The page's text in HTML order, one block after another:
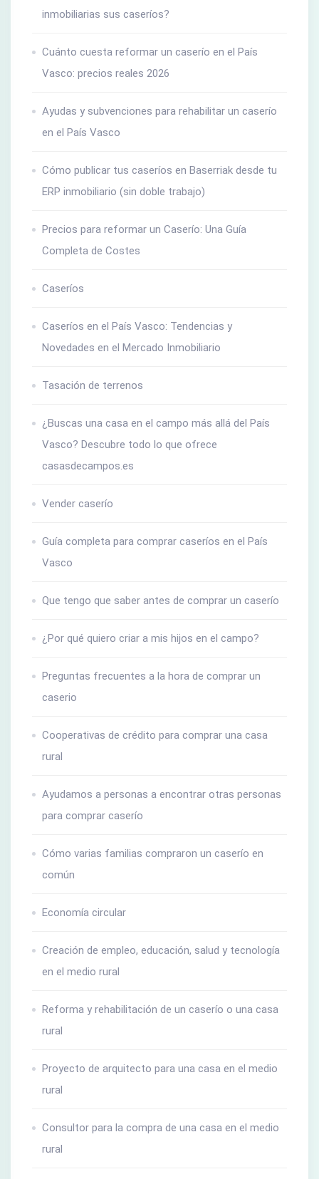
inmobiliarias sus caseríos?
Cuánto cuesta reformar un caserío en el País
Vasco: precios reales 2026
Ayudas y subvenciones para rehabilitar un caserío
en el País Vasco
Cómo publicar tus caseríos en Baserriak desde tu
ERP inmobiliario (sin doble trabajo)
Precios para reformar un Caserío: Una Guía
Completa de Costes
Caseríos
Caseríos en el País Vasco: Tendencias y
Novedades en el Mercado Inmobiliario
Tasación de terrenos
¿Buscas una casa en el campo más allá del País
Vasco? Descubre todo lo que ofrece
casasdecampos.es
Vender caserío
Guía completa para comprar caseríos en el País
Vasco
Que tengo que saber antes de comprar un caserío
¿Por qué quiero criar a mis hijos en el campo?
Preguntas frecuentes a la hora de comprar un
caserio
Cooperativas de crédito para comprar una casa
rural
Ayudamos a personas a encontrar otras personas
para comprar caserío
Cómo varias familias compraron un caserío en
común
Economía circular
Creación de empleo, educación, salud y tecnología
en el medio rural
Reforma y rehabilitación de un caserío o una casa
rural
Proyecto de arquitecto para una casa en el medio
rural
Consultor para la compra de una casa en el medio
rural